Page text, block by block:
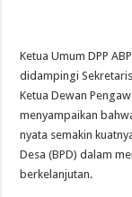
Ketua Umum DPP
didampingi Sekretaris
Ketua Dewan
menyampaikan
nyata semakin
Desa (BPD) dalam
berkelanjutan.